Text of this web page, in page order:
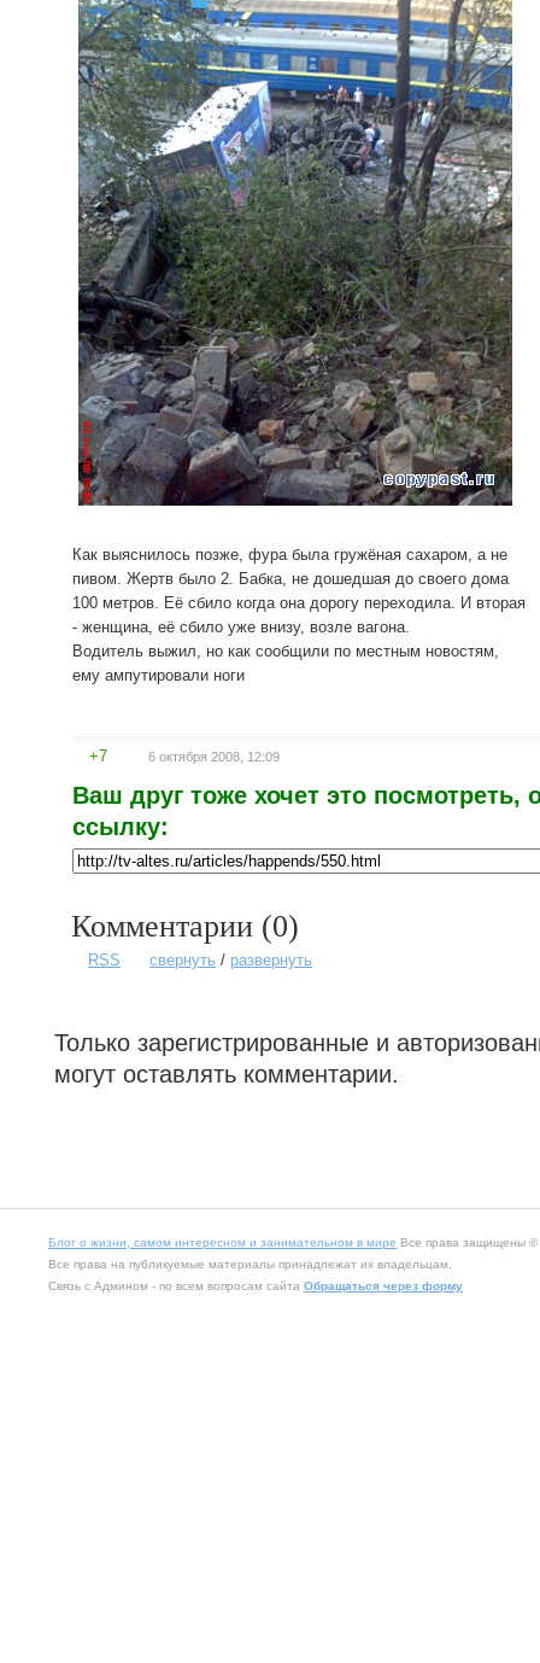
Как выяснилось позже, фура была гружёная сахаром, а не
пивом. Жертв было 2. Бабка, не дошедшая до своего дома
100 метров. Её сбило когда она дорогу переходила. И вторая
- женщина, её сбило уже внизу, возле вагона.
Водитель выжил, но как сообщили по местным новостям,
ему ампутировали ноги
+7 6 октября 2008, 12:09
Ваш друг тоже хочет это посмотреть,
ссылку:
Комментарии (0)
RSS свернуть / развернуть
Только зарегистрированные и
могут оставлять комментарии.
Блог о жизни, самом интересном и занимательном в мире Все права защищены ©
Все права на публикуемые материалы принадлежат их владельцам.
Связь с Админом - по всем вопросам сайта Обращаться через форму